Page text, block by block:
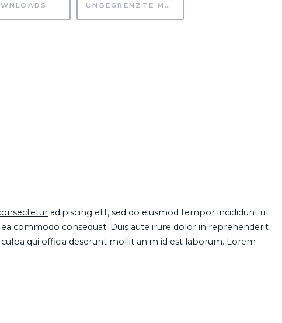
UNBEGRENZTE MÖGLICHKEITEN
adipiscing elit, sed do eiusmod tempor incididunt ut
commodo consequat. Duis aute irure dolor in reprehenderit
qui officia deserunt mollit anim id est laborum. Lorem